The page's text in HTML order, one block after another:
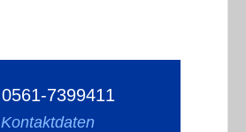
0561-7399411
Kontaktdaten